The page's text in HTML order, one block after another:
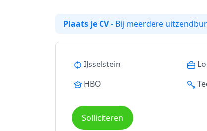
Plaats je CV- Bij meerdere
IJsselstein
HBO
Solliciteren